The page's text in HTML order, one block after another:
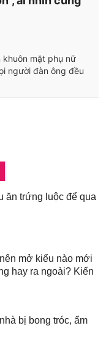
mặt phụ nữ
người đàn ông đều
ăn trứng luộc để qua
mở kiểu nào mới
hay ra ngoài? Kiến
bị bong tróc, ẩm